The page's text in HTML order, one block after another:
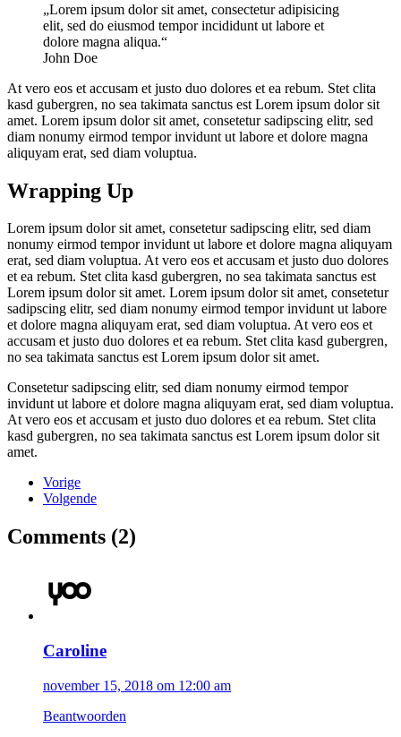
„Lorem ipsum dolor sit amet, consectetur adipisicing
elit, sed do eiusmod tempor incididunt ut labore et
dolore magna aliqua.“
John Doe
At vero eos et accusam et justo duo dolores et ea rebum. Stet clita
kasd gubergren, no sea takimata sanctus est Lorem ipsum dolor sit
amet. Lorem ipsum dolor sit amet, consetetur sadipscing elitr, sed
diam nonumy eirmod tempor invidunt ut labore et dolore magna
aliquyam erat, sed diam voluptua.
Wrapping Up
Lorem ipsum dolor sit amet, consetetur sadipscing elitr, sed diam
nonumy eirmod tempor invidunt ut labore et dolore magna aliquyam
erat, sed diam voluptua. At vero eos et accusam et justo duo dolores
et ea rebum. Stet clita kasd gubergren, no sea takimata sanctus est
Lorem ipsum dolor sit amet. Lorem ipsum dolor sit amet, consetetur
sadipscing elitr, sed diam nonumy eirmod tempor invidunt ut labore
et dolore magna aliquyam erat, sed diam voluptua. At vero eos et
accusam et justo duo dolores et ea rebum. Stet clita kasd gubergren,
no sea takimata sanctus est Lorem ipsum dolor sit amet.
Consetetur sadipscing elitr, sed diam nonumy eirmod tempor
invidunt ut labore et dolore magna aliquyam erat, sed diam voluptua.
At vero eos et accusam et justo duo dolores et ea rebum. Stet clita
kasd gubergren, no sea takimata sanctus est Lorem ipsum dolor sit
amet.
Vorige
Volgende
Comments (2)
Caroline
november 15, 2018 om 12:00 am
Beantwoorden